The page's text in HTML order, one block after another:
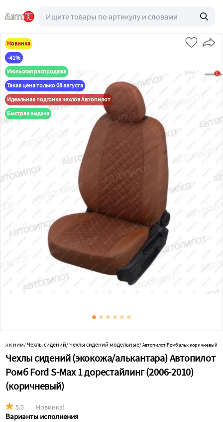
Новинка
-41%
Июльская распродажа
Такая цена только 08 августа
Идеальная подгонка чехлов Автопилот
Быстрая выдача
к ним/Чехлы сидений/Чехлы сидений модельные/Автопилот Ромб альк коричневый
Чехлы сидений (экокожа/алькантара) Автопилот
Ромб Ford S-Max 1 дорестайлинг (2006-2010)
(коричневый)
5.0 Новинка!
Варианты исполнения